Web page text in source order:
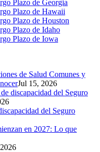
Plazo de Georgia
Plazo de Hawaii
Plazo de Houston
Plazo de Idaho
Plazo de Iowa
de Salud Comunes y
Jul 15, 2026
discapacidad del Seguro
del Seguro
en 2027: Lo que